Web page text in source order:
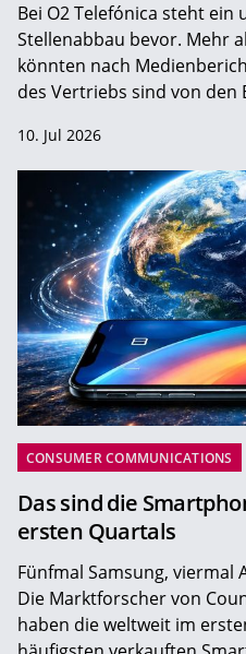
Bei O2 Telefónica steht ein
Stellenabbau bevor. Mehr
könnten nach
des Vertriebs sind von
10. Jul 2026
CONSUMER COMMUNICATIONS
Das sind die
ersten Quartals
Fünfmal Samsung, viermal
Die Marktforscher von
haben die weltweit im